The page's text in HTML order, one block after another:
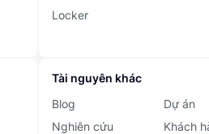
Locker
Tài nguyên khác
Blog
Nghiên cứu
Dự án
Khách